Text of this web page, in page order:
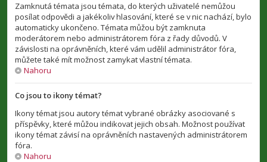
Zamknutá témata jsou témata, do kterých uživatelé nemůžou
posílat odpovědi a jakékoliv hlasování, které se v nic nachází, bylo
automaticky ukončeno. Témata můžou být zamknuta
moderátorem nebo administrátorem fóra z řady důvodů. V
závislosti na oprávněních, které vám udělil administrátor fóra,
můžete také mít možnost zamykat vlastní témata.
Nahoru
Co jsou to ikony témat?
Ikony témat jsou autory témat vybrané obrázky asociované s
příspěvky, které můžou indikovat jejich obsah. Možnost používat
ikony témat závisí na oprávněních nastavených administrátorem
fóra.
Nahoru